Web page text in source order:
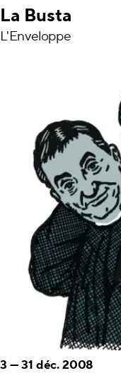
La Busta
L'Enveloppe
3 —31 déc. 2008